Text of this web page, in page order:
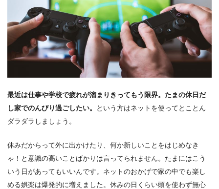
最近は仕事や学校で疲れが溜まりきってもう限界。たまの休日だ
し家でのんびり過ごしたい。
という方はネットを使ってとことん
ダラダラしましょう。
休みだからって外に出かけたり、何か新しいことをはじめなき
ゃ！と意識の高いことばかりは言ってられません。たまにはこう
いう日があってもいいんです。ネットのおかげで家の中でも楽し
める娯楽は爆発的に増えました。休みの日くらい頭を使わず無心